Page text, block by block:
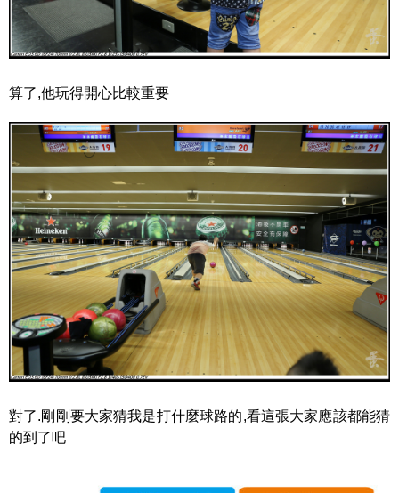
算了,他玩得開心比較重要
對了.剛剛要大家猜我是打什麼球路的,看這張大家應該都能猜
的到了吧